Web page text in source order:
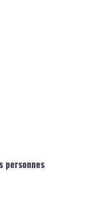
personnes